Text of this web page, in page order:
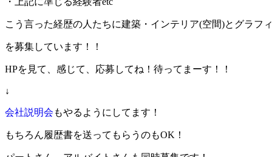
こう言った経歴の人たちに建築・インテリア(空間)とグラ
を募集しています！！
HPを見て、感じて、応募してね！待ってまーす！！
↓
会社説明会 もやるようにしてます！
もちろん履歴書を送ってもらうのもOK！